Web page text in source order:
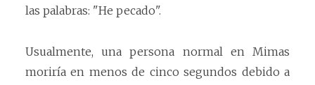
las palabras: "He pecado".
Usualmente, una persona normal en Mimas
moriría en menos de cinco segundos debido a